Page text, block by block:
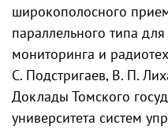
широкополосного
параллельного типа
мониторинга и
С. Подстригаев, В. П.
Доклады Томского
университета систем